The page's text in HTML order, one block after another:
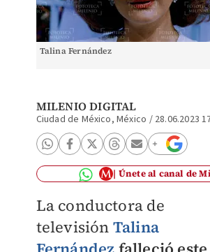
Talina Fernández
MILENIO DIGITAL
Ciudad de México, México / 28.06.2023
Únete al canal de
La conductora de
televisión Talina